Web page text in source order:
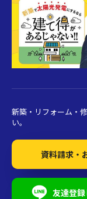
新築・リフォーム・
い。
資料請求・
友達登